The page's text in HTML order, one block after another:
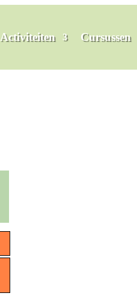
Activiteiten Cursussen